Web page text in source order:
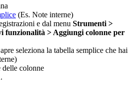
(Es. Note interne)
e dal menu Strumenti >
funzionalità > Aggiungi colonne per
seleziona la tabella semplice che hai
delle colonne